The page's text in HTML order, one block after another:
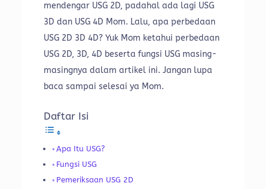
mendengar USG 2D, padahal ada lagi USG
3D dan USG 4D Mom. Lalu, apa perbedaan
USG 2D 3D 4D? Yuk Mom ketahui perbedaan
USG 2D, 3D, 4D beserta fungsi USG masing-
masingnya dalam artikel ini. Jangan lupa
baca sampai selesai ya Mom.
Daftar Isi
Apa Itu USG?
Fungsi USG
Pemeriksaan USG 2D